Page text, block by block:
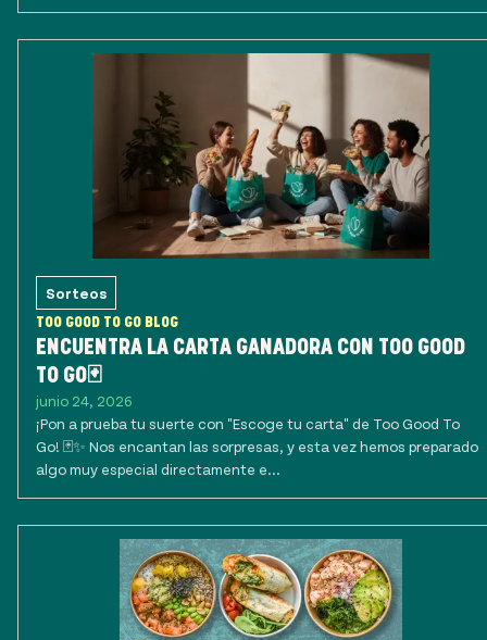
Sorteos
TOO GOOD TO GO BLOG
ENCUENTRA LA CARTA GANADORA CON TOO GOOD
TO GO🃏
junio 24, 2026
¡Pon a prueba tu suerte con "Escoge tu carta" de Too Good To
Go! 🃏✨ Nos encantan las sorpresas, y esta vez hemos preparado
algo muy especial directamente e...